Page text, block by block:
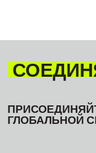
ГЛОБАЛЬНОЙ